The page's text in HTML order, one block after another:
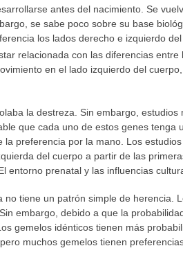
antes del nacimiento. Se
se sabe poco sobre su base
los lados derecho e izquierdo
relacionada con las diferencias
en el lado izquierdo del
la destreza. Sin embargo,
que cada uno de estos genes
preferencia por la mano. Los
del cuerpo a partir de las
entorno prenatal y las influencias
tiene un patrón simple de herencia.
embargo, debido a que la
gemelos idénticos tienen más
muchos gemelos tienen